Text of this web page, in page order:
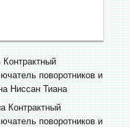
Контрактный
поворотников и
Ниссан Тиана
Контрактный
поворотников и